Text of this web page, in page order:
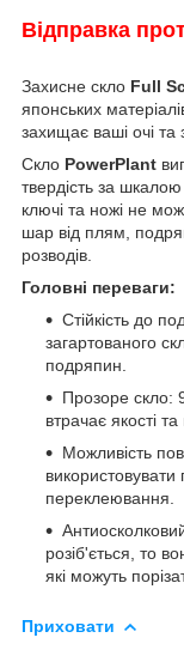
Відправка
Захисне скло Full
японських
захищає ваші очі та
Скло PowerPlant
твердість за
ключі та ножі не
шар від плям,
розводів.
Головні переваги:
Стійкість до
загартованого
подряпин.
Прозоре скло:
втрачає якості та
Можливість
використовувати
переклеювання.
розіб'ється, то
які можуть
Приховати